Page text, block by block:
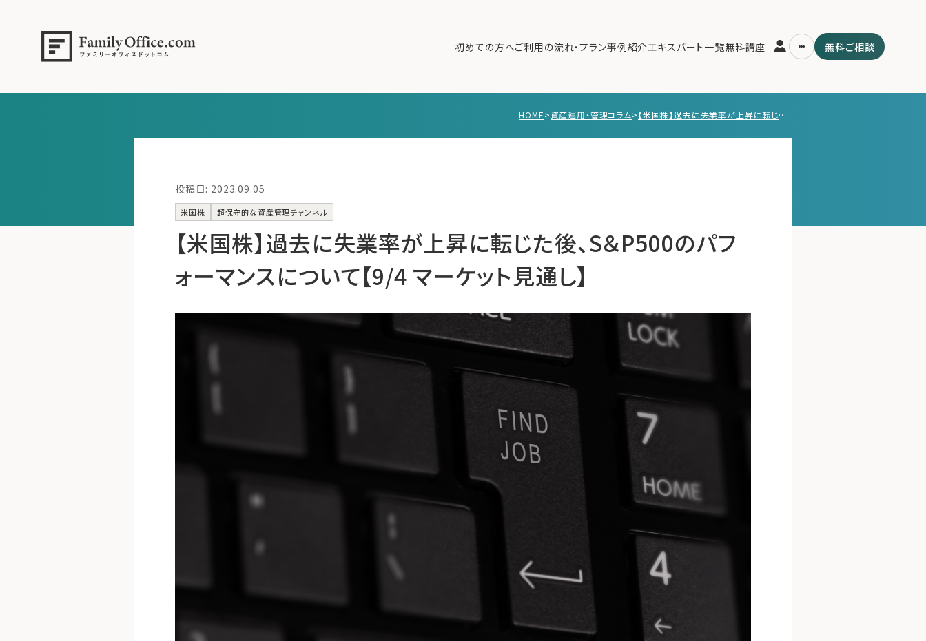
初めての方へご利用の流れ・プラン事例紹介エキスパート一覧無料講座 無料ご相談
HOME>資産運用・管理コラム> 【米国株】過去に失業率が上昇に転じた後、S＆P500のパフォーマンスについて【9/4 マーケット見通し】
投稿日: 2023.09.05
米国株 超保守的な資産管理チャンネル
【米国株】過去に失業率が上昇に転じた後、S＆P500のパフ
ォーマンスについて【9/4 マーケット見通し】